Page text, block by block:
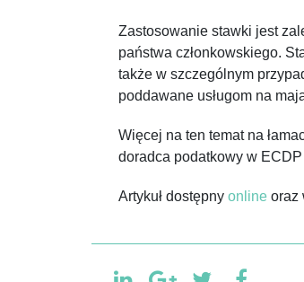
Zastosowanie stawki jest
państwa członkowskiego.
także w szczególnym
poddawane usługom na
Więcej na ten temat na
doradca podatkowy w
Artykuł dostępny online oraz